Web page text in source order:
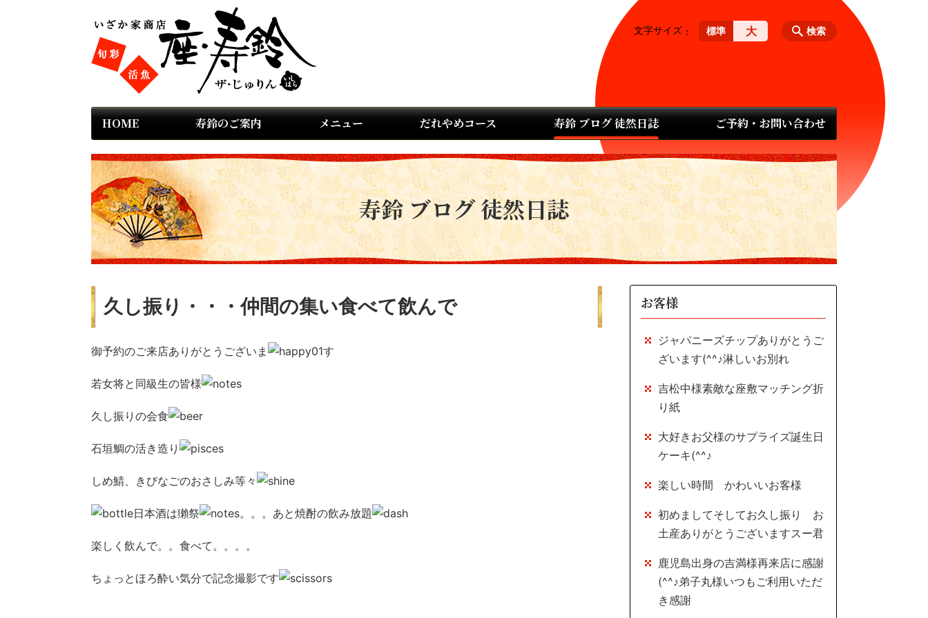
HOME 寿鈴のご案内 メニュー だれやめコース 寿鈴 ブログ 徒然日誌 ご予約・お問い合わせ
検索
文字サイズ 標準 大
寿鈴 ブログ 徒然日誌
久し振り・・・仲間の集い食べて飲んで
御予約のご来店ありがとうございま す
若女将と同級生の皆様
久し振りの会食
石垣鯛の活き造り
しめ鯖、きびなごのおさしみ等々
日本酒は獺祭 。。。あと焼酎の飲み放題
楽しく飲んで。。食べて。。。。
ちょっとほろ酔い気分で記念撮影です
お客様
ジャパニーズチップありがとうご
ざいます(^^♪淋しいお別れ
吉松中様素敵な座敷マッチング折
り紙
大好きお父様のサプライズ誕生日
ケーキ(^^♪
楽しい時間 かわいいお客様
初めましてそしてお久し振り お
土産ありがとうございますスー君
鹿児島出身の吉満様再来店に感謝
(^^♪弟子丸様いつもご利用いただ
き感謝